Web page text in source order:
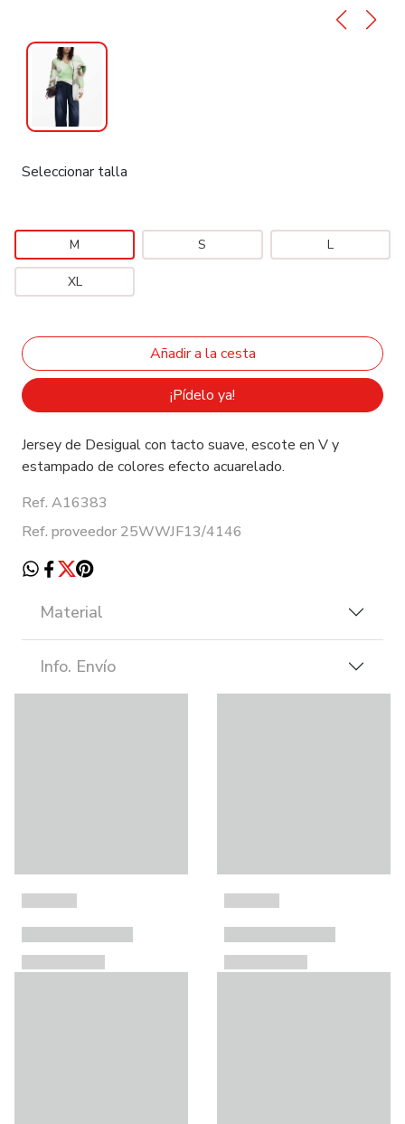
Seleccionar talla
M S L
XL
¡Pídelo ya!
Jersey de Desigual con tacto suave, escote en V y
estampado de colores efecto acuarelado.
Ref. A16383
Ref. proveedor 25WWJF13/4146
Material
Info. Envío